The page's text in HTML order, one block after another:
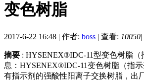
变色树脂
2017-6-22 16:48 | 作者: boss | 查看: 10050|
摘要 : HYSENEX®IDC-11型变色树脂
息：HYSENEX®IDC-11变色树脂（指
有指示剂的强酸性阳离子交换树脂，出